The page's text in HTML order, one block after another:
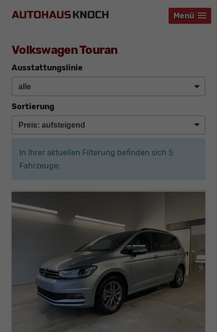
Menü
Menü
Menü
Volkswagen Touran
Ausstattungslinie
Sortierung
In Ihrer aktuellen Filterung befinden sich 5
Fahrzeuge: